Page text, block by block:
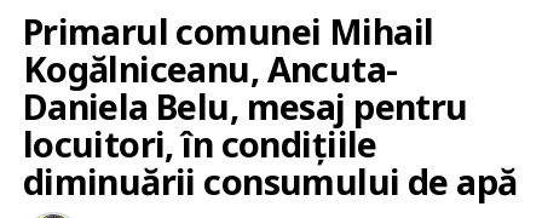
Primarul comunei Mihail
Kogălniceanu, Ancuta-
Daniela Belu, mesaj pentru
locuitori, în condițiile
diminuării consumului de apă